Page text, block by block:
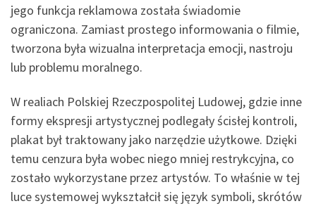
jego funkcja reklamowa została świadomie
ograniczona. Zamiast prostego informowania o filmie,
tworzona była wizualna interpretacja emocji, nastroju
lub problemu moralnego.
W realiach Polskiej Rzeczpospolitej Ludowej, gdzie inne
formy ekspresji artystycznej podlegały ścisłej kontroli,
plakat był traktowany jako narzędzie użytkowe. Dzięki
temu cenzura była wobec niego mniej restrykcyjna, co
zostało wykorzystane przez artystów. To właśnie w tej
luce systemowej wykształcił się język symboli, skrótów